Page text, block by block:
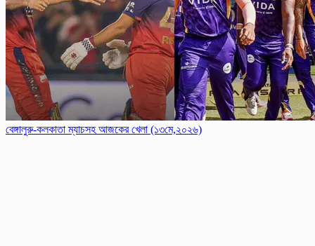
বেঙ্গালুরু-কলকাতা ম্যাচসহ আজকের খেলা (১৩মে,২০২৬)